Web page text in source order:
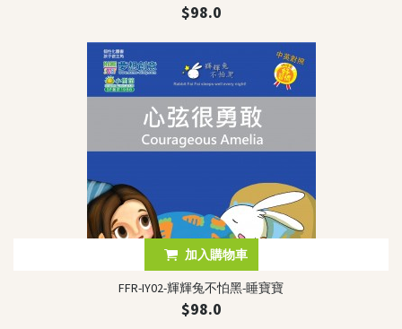
$98.0
加入購物車
FFR-IY02-輝輝兔不怕黑-睡寶寶
$98.0